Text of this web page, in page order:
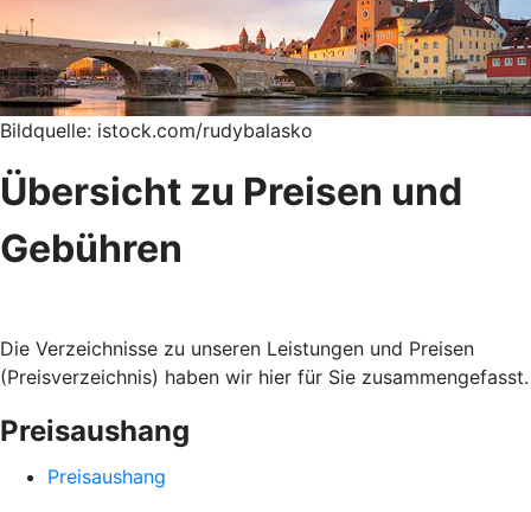
Bildquelle: istock.com/rudybalasko
Übersicht zu Preisen und
Gebühren
Die Verzeichnisse zu unseren Leistungen und Preisen
(Preisverzeichnis) haben wir hier für Sie zusammengefasst.
Preisaushang
Preisaushang